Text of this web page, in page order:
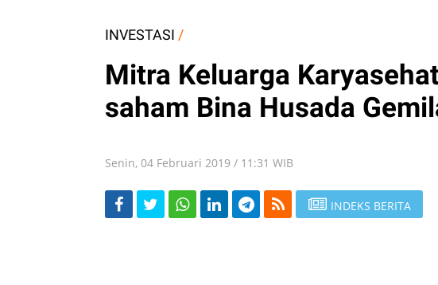
INVESTASI /
Mitra Keluarga
saham Bina Husada
Senin, 04 Februari 2019 / 11:31 WIB
INDEKS BERITA